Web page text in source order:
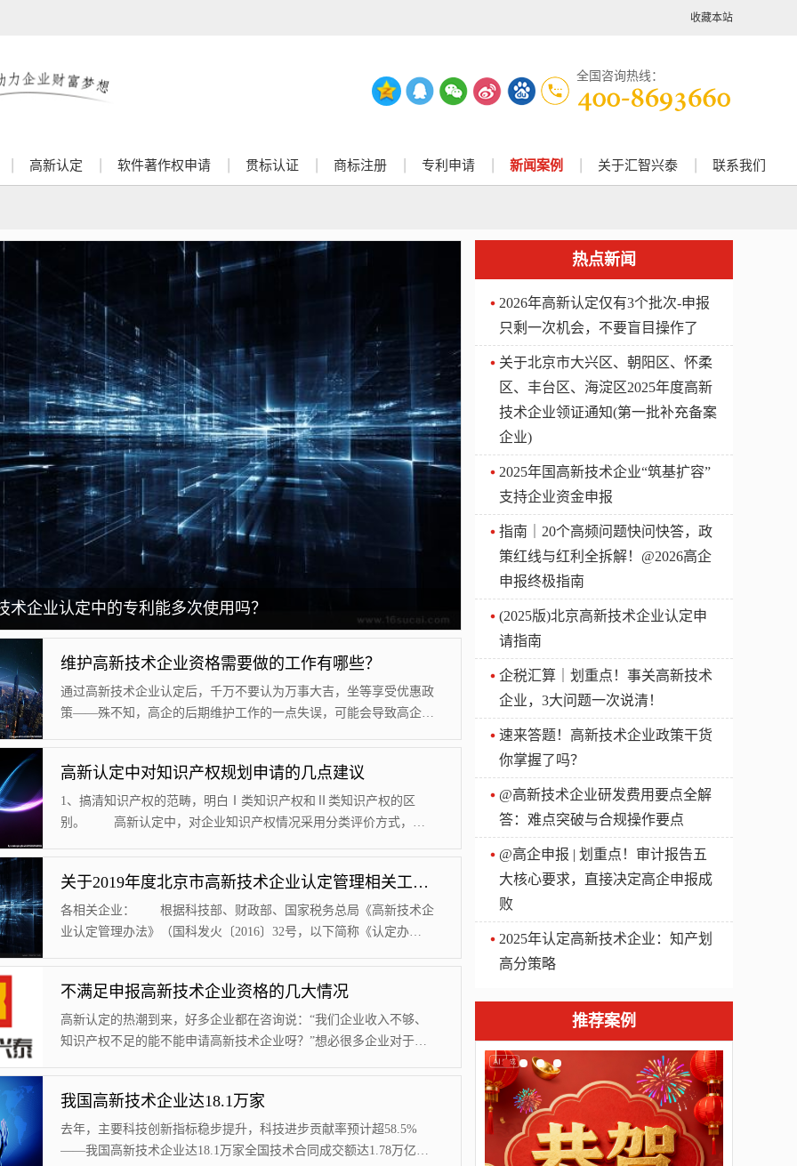
收藏本站
全国咨询热线：
高新认定 软件著作权申请 贯标认证 商标注册 专利申请 新闻案例 关于汇智兴泰 联系我们
术企业认定中的专利能多次使用吗？
维护高新技术企业资格需要做的工作有哪些？
通过高新技术企业认定后，千万不要认为万事大吉，坐等享受优惠政
策——殊不知，高企的后期维护工作的一点失误，可能会导致高企资
不符合高新技术企业体系要求；③未建立研发费用专账管理，或者专
账管理不达标；④年报或申报材料与报税数据不一致；⑤技术项目立
项不合理，并未做当年度加计扣除。北京税务...
高新认定中对知识产权规划申请的几点建议
1、搞清知识产权的范畴，明白Ⅰ类知识产权和Ⅱ类知识产权的区
别。 高新认定中，对企业知识产权情况采用分类评价方式，其
评价；实用新型专利、外观设计专利、软件著作权等（不含商标）按
Ⅱ类评价。与Ⅰ类知识产权来说，Ⅱ类知识产权的含金量小，所以落
实到评分机制上就是得分少，且只能...
关于2019年度北京市高新技术企业认定管理相关工作的通知
各相关企业： 根据科技部、财政部、国家税务总局《高新技术企
业认定管理办法》（国科发火〔2016〕32号，以下简称《认定办
业认定管理工作有关事宜通知如下： 一、进度安排 2019年高
新技术企业认定分四批办理，申报截止时间分别为5月15日、7月4
日、8月8日、9月9日。...
不满足申报高新技术企业资格的几大情况
高新认定的热潮到来，好多企业都在咨询说：“我们企业收入不够、
知识产权不足的能不能申请高新技术企业呀？”想必很多企业对于初
技术创新、开展研发活动，形成符合《国家重点支持的高新技术领
域》要求的产品（服务）收入与技术性收入的总和。近一年高新技术
产品（服务）收入占企业同期总收入的比例低...
我国高新技术企业达18.1万家
去年，主要科技创新指标稳步提升，科技进步贡献率预计超58.5%
——我国高新技术企业达18.1万家全国技术合同成交额达1.78万亿元
热点新闻
2026年高新认定仅有3个批次-申报
只剩一次机会，不要盲目操作了
关于北京市大兴区、朝阳区、怀柔
区、丰台区、海淀区2025年度高新
技术企业领证通知(第一批补充备案
企业)
2025年国高新技术企业“筑基扩容”
支持企业资金申报
指南｜20个高频问题快问快答，政
策红线与红利全拆解！@2026高企
申报终极指南
(2025版)北京高新技术企业认定申
请指南
企税汇算｜划重点！事关高新技术
企业，3大问题一次说清！
速来答题！高新技术企业政策干货
你掌握了吗？
@高新技术企业研发费用要点全解
答：难点突破与合规操作要点
@高企申报 | 划重点！审计报告五
大核心要求，直接决定高企申报成
败
2025年认定高新技术企业：知产划
高分策略
推荐案例